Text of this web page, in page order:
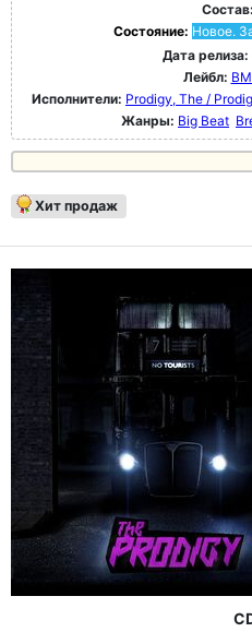
Состав:
Состояние: Новое.
Дата релиза:
Лейбл:
Исполнители: Prodigy, The /
Жанры: Big Beat
Хит продаж